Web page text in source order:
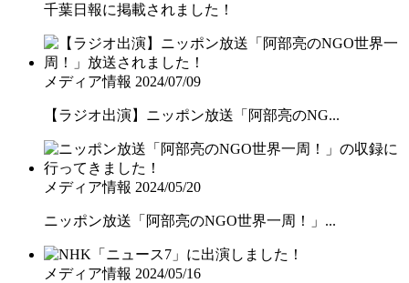
千葉日報に掲載されました！
メディア情報 2024/07/09
【ラジオ出演】ニッポン放送「阿部亮のNG...
メディア情報 2024/05/20
ニッポン放送「阿部亮のNGO世界一周！」...
メディア情報 2024/05/16